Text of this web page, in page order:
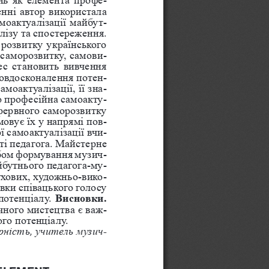
автор використала
майбут-
та спостереження.
українського
самови-
становить вивчення
потен-
її зна-
професійна самоакту-
саморозвитку
їх у напрямі пов-
вчи-
педагога. Майстерне
формування музич-
педагога-му-
художньо-вико-
співацького голосу
Висновки.
мистецтва є важ-
потенціалу.
учитель музич-